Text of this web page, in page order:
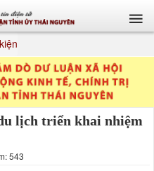
lịch triển khai nhiệm
543